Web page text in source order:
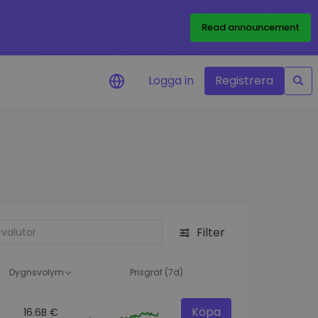
Read announcement
Logga in Registrera
Filter
Dygnsvolym Prisgraf (7d)
16.6B € Köpa